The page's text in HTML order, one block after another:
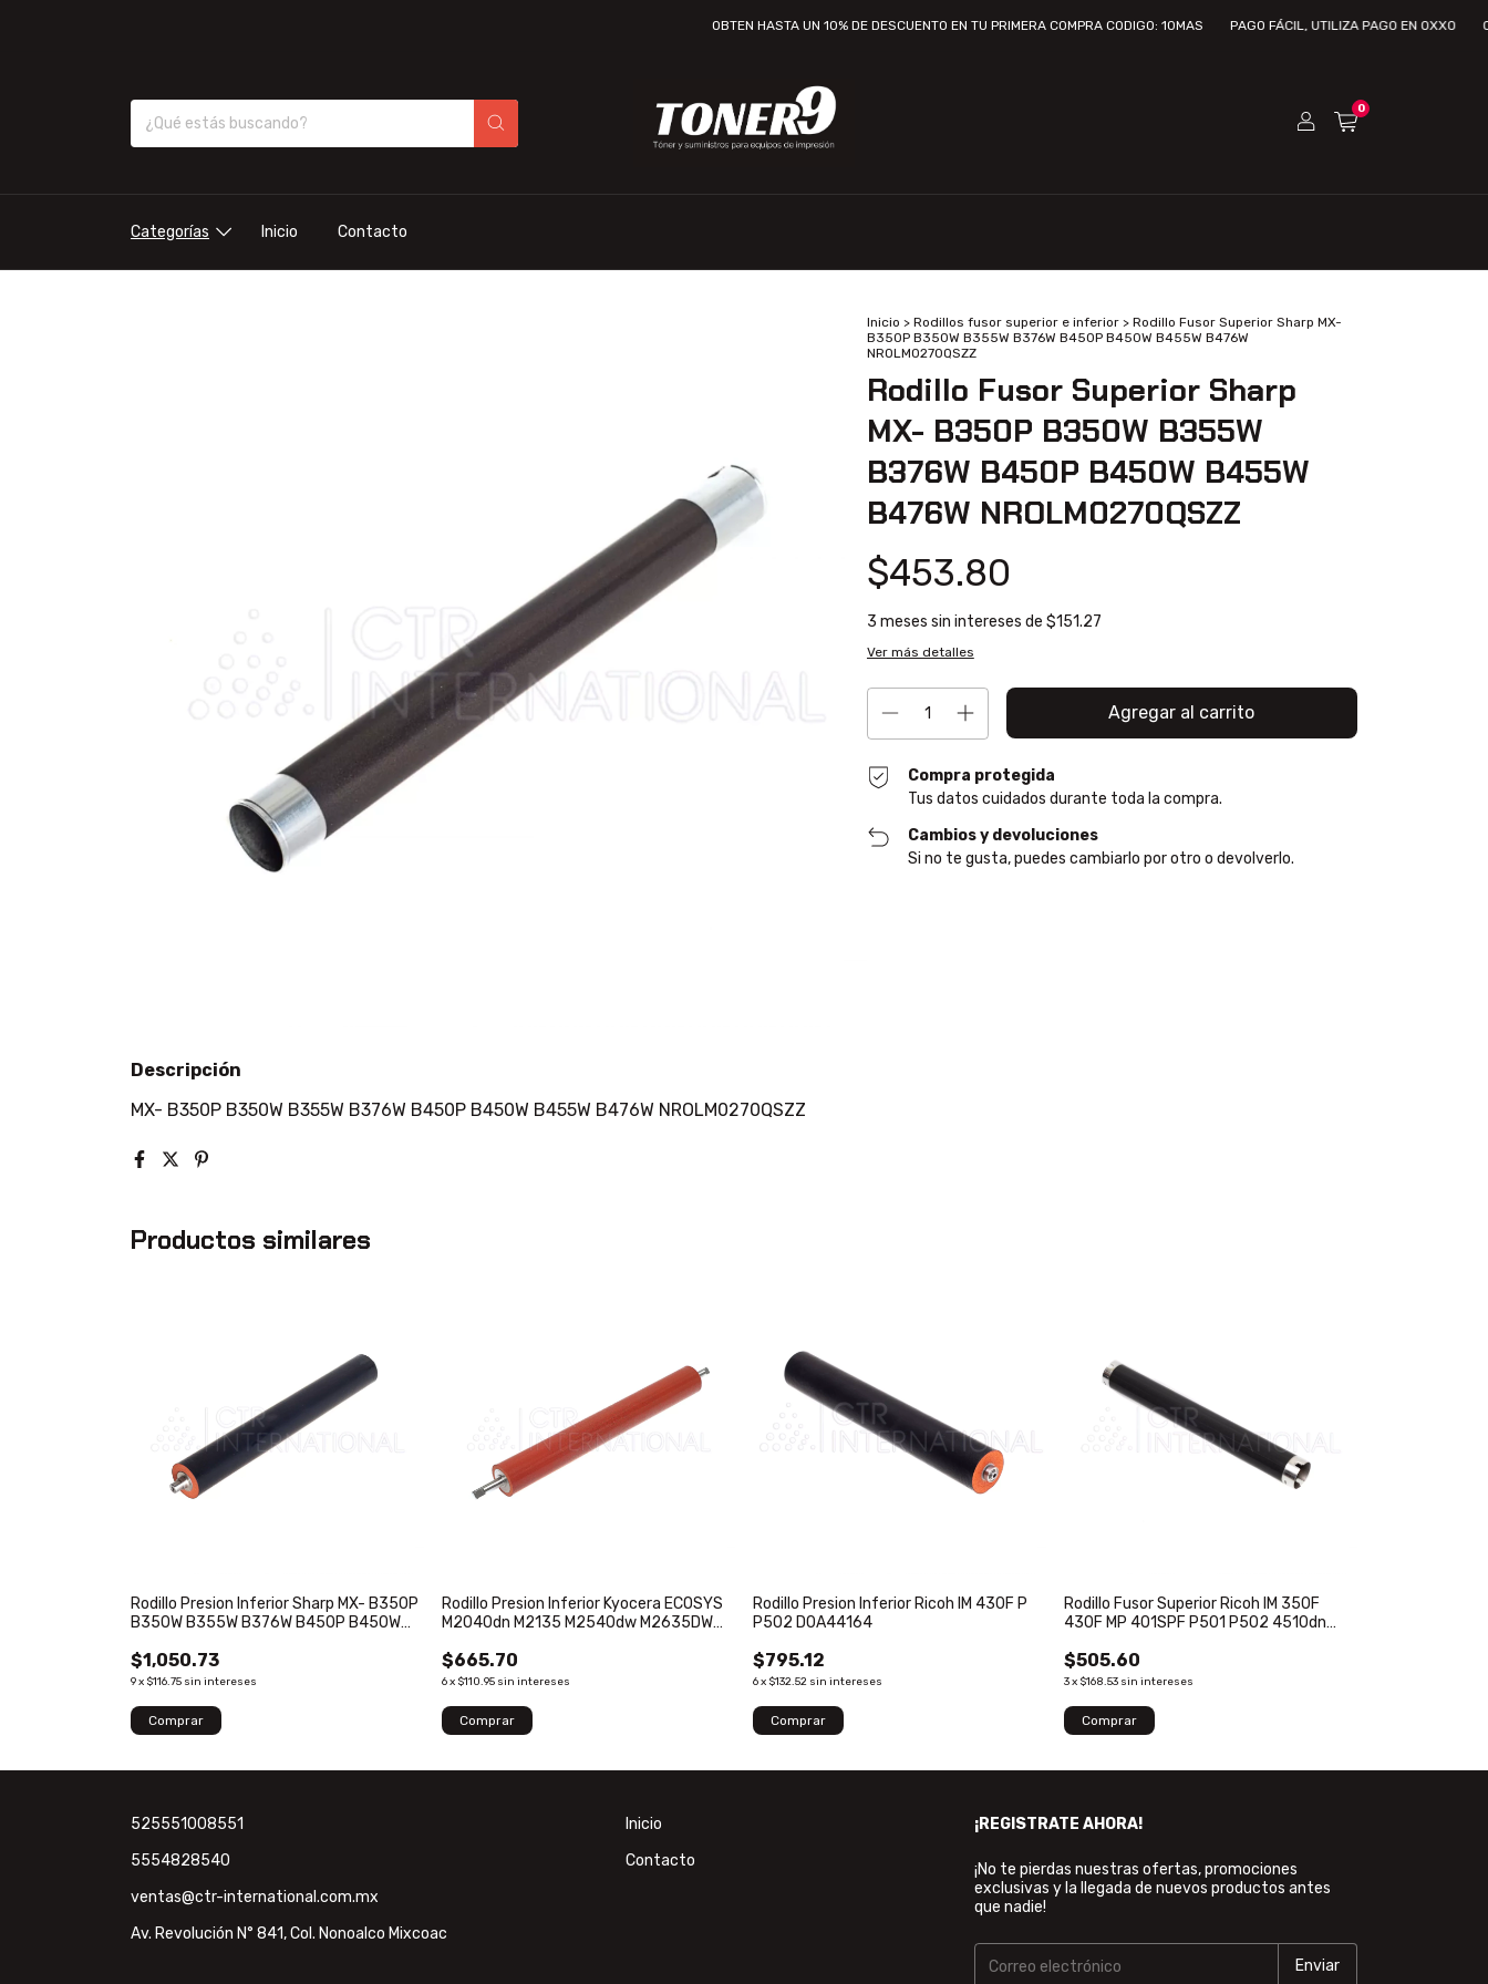
OBTEN HASTA UN 10% DE DESCUENTO EN TU PRIMERA COMPRA CODIGO: 10MAS PAGO FÁCIL, UTILIZA PAGO EN OXXO OBTEN
0
Categorías Inicio Contacto
Inicio > Rodillos fusor superior e inferior > Rodillo Fusor Superior Sharp MX-
B350P B350W B355W B376W B450P B450W B455W B476W
NROLM0270QSZZ
Rodillo Fusor Superior Sharp
MX- B350P B350W B355W
B376W B450P B450W B455W
B476W NROLM0270QSZZ
$453.80
3 meses sin intereses de $151.27
Ver más detalles
Compra protegida
Tus datos cuidados durante toda la compra.
Cambios y devoluciones
Si no te gusta, puedes cambiarlo por otro o devolverlo.
Descripción
MX- B350P B350W B355W B376W B450P B450W B455W B476W NROLM0270QSZZ
Productos similares
Rodillo Presion Inferior Sharp MX- B350P
B350W B355W B376W B450P B450W
$1,050.73
9x $116.75 sin intereses
Rodillo Presion Inferior Kyocera ECOSYS
M2040dn M2135 M2540dw M2635DW
P2040dw P2235dw
$665.70
6x $110.95 sin intereses
Rodillo Presion Inferior Ricoh IM 430F P
P502 D0A44164
$795.12
6x $132.52 sin intereses
Rodillo Fusor Superior Ricoh IM 350F
430F MP 401SPF P501 P502 4510dn
$505.60
3x $168.53 sin intereses
525551008551
5554828540
ventas@ctr-international.com.mx
Av. Revolución N° 841, Col. Nonoalco Mixcoac
Inicio
Contacto
¡REGISTRATE AHORA!
¡No te pierdas nuestras ofertas, promociones
exclusivas y la llegada de nuevos productos antes
que nadie!